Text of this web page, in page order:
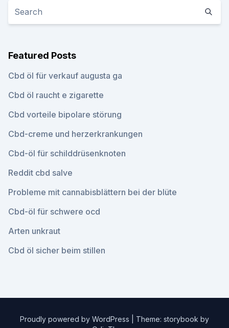
Featured Posts
Cbd öl für verkauf augusta ga
Cbd öl raucht e zigarette
Cbd vorteile bipolare störung
Cbd-creme und herzerkrankungen
Cbd-öl für schilddrüsenknoten
Reddit cbd salve
Probleme mit cannabisblättern bei der blüte
Cbd-öl für schwere ocd
Arten unkraut
Cbd öl sicher beim stillen
Proudly powered by WordPress
Theme: storybook by